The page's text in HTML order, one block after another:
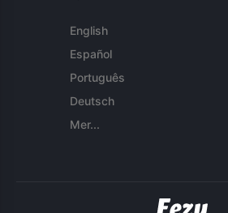
English
Español
Português
Deutsch
Mer...